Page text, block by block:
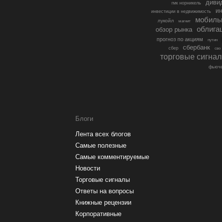
гмк норникель
инвестиции в недвижимость
лукойл магнит
обзор рынка
прогноз по акциям
путин
сбер сбербанк сво
торговые
Блоги
Лента всех блогов
Самые полезные
Самые комментируемые
Новости
Торговые сигналы
Ответы на вопросы
Книжные рецензии
Корпоративные